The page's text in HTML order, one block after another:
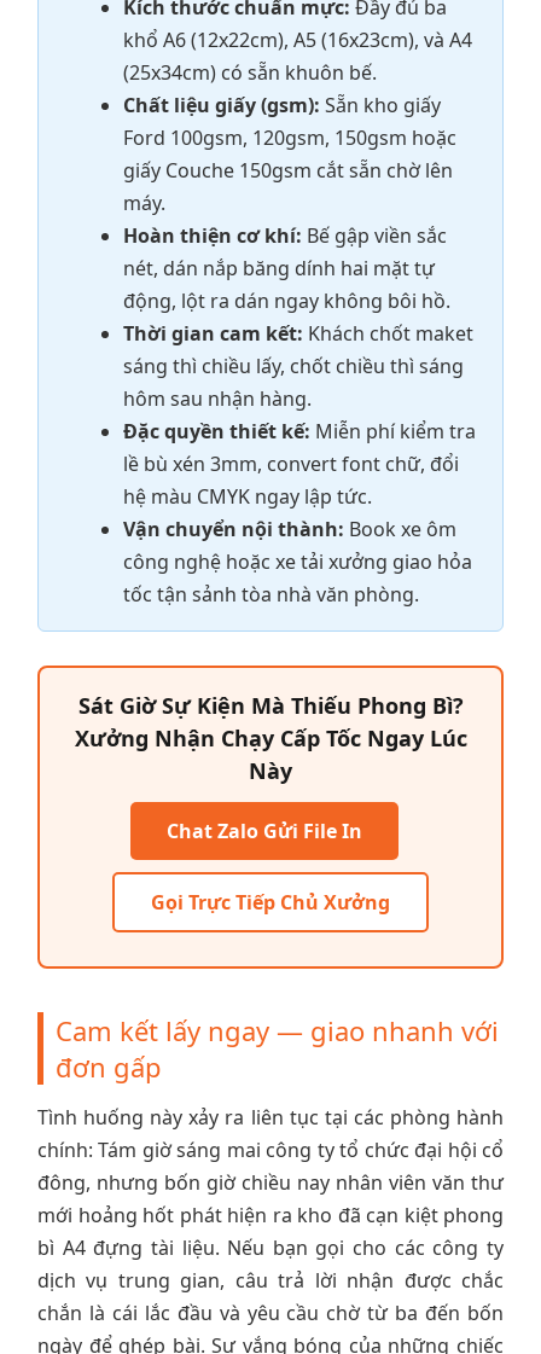
Kích thước chuẩn mực: Đầy đủ ba
khổ A6 (12x22cm), A5 (16x23cm), và A4
(25x34cm) có sẵn khuôn bế.
Chất liệu giấy (gsm): Sẵn kho giấy
Ford 100gsm, 120gsm, 150gsm hoặc
giấy Couche 150gsm cắt sẵn chờ lên
máy.
Hoàn thiện cơ khí: Bế gập viền sắc
nét, dán nắp băng dính hai mặt tự
động, lột ra dán ngay không bôi hồ.
Thời gian cam kết: Khách chốt maket
sáng thì chiều lấy, chốt chiều thì sáng
hôm sau nhận hàng.
Đặc quyền thiết kế: Miễn phí kiểm tra
lề bù xén 3mm, convert font chữ, đổi
hệ màu CMYK ngay lập tức.
Vận chuyển nội thành: Book xe ôm
công nghệ hoặc xe tải xưởng giao hỏa
tốc tận sảnh tòa nhà văn phòng.
Sát Giờ Sự Kiện Mà Thiếu Phong Bì?
Xưởng Nhận Chạy Cấp Tốc Ngay Lúc
Này
Chat Zalo Gửi File In
Gọi Trực Tiếp Chủ Xưởng
Cam kết lấy ngay — giao nhanh với
đơn gấp
Tình huống này xảy ra liên tục tại các phòng hành
chính: Tám giờ sáng mai công ty tổ chức đại hội cổ
đông, nhưng bốn giờ chiều nay nhân viên văn thư
mới hoảng hốt phát hiện ra kho đã cạn kiệt phong
bì A4 đựng tài liệu. Nếu bạn gọi cho các công ty
dịch vụ trung gian, câu trả lời nhận được chắc
chắn là cái lắc đầu và yêu cầu chờ từ ba đến bốn
ngày để ghép bài. Sự vắng bóng của những chiếc